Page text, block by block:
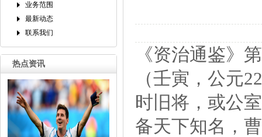
业务范围
最新动态
联系我们
热点资讯
《资治通鉴》
（壬寅，公元
时旧将，或公
备天下知名，